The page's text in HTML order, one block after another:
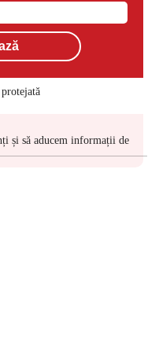
și să aducem informații de